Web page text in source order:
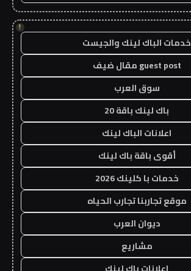
!
خدمات الباك لينك والجيست
guest post مقال ضيف
سوق العرب
باك لينك باقة 20
اعلانات الباك لينك
أقوى باقة باك لينك
خدمات با كلينك 2026
موقع تجاربنا تجارب الحياه
ديوان العرب
مشاريع